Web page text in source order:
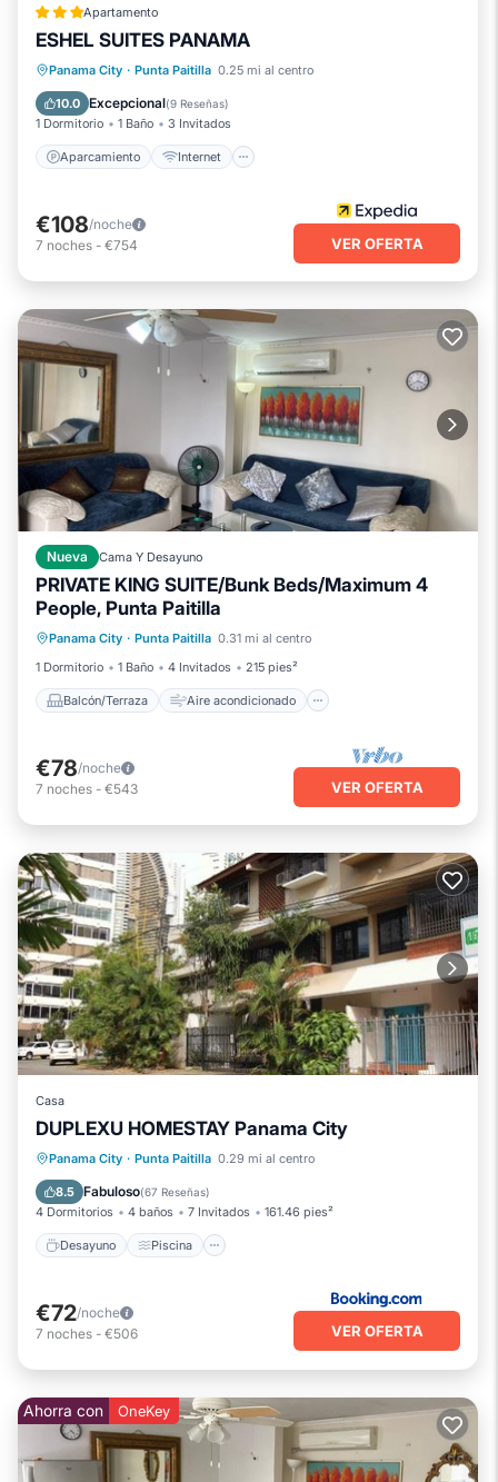
Apartamento
ESHEL SUITES PANAMA
Panama City · Punta Paitilla 0.25 mi al centro
10.0 Excepcional(9 Reseñas)
1 Dormitorio 1 Baño 3 Invitados
Aparcamiento Internet
Aparcamiento
Internet
Apto para niños
€108/noche
7 noches - €754 VER OFERTA
Nueva Cama Y Desayuno
PRIVATE KING SUITE/Bunk Beds/Maximum 4
People, Punta Paitilla
Panama City · Punta Paitilla 0.31 mi al centro
1 Dormitorio
1 Baño 4 Invitados 215 pies²
Balcón/Terraza Aire acondicionado
Balcón/Terraza
Internet
Apto para niños
€78/noche
7 noches - €543 VER OFERTA
Casa
DUPLEXU HOMESTAY Panama City
Panama City · Punta Paitilla 0.29 mi al centro
8.5 Fabuloso(67 Reseñas)
4 Dormitorios 4 baños 7 Invitados 161.46 pies²
Desayuno Piscina
Desayuno Piscina
Balcón/Terraza
Cocina
€72/noche
7 noches - €506 VER OFERTA
Ahorra con OneKey